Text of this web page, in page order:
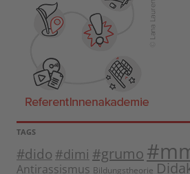
TAGS
#dido #dimi #grumo
Antirassismus Bildungstheorie